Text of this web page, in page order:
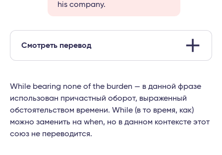
his company.
Смотреть перевод
While bearing none of the burden — в данной фразе
использован причастный оборот, выраженный
обстоятельством времени. While (в то время, как)
можно заменить на when, но в данном контексте этот
союз не переводится.